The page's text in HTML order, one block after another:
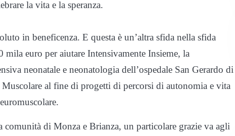
la vita e la speranza.
in beneficenza. E questa è un’altra sfida nella sfida
euro per aiutare Intensivamente Insieme, la
neonatale e neonatologia dell’ospedale San Gerardo di
al fine di progetti di percorsi di autonomia e vita
di Monza e Brianza, un particolare grazie va agli